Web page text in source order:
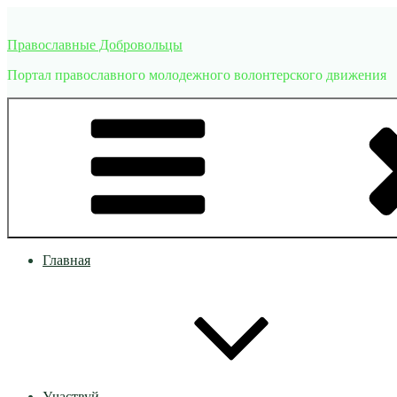
содержимому
Православные Добровольцы
Портал православного молодежного волонтерского движения
Главная